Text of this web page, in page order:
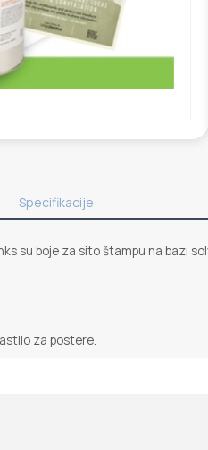
Specifikacije
su boje za sito štampu na bazi
za postere.